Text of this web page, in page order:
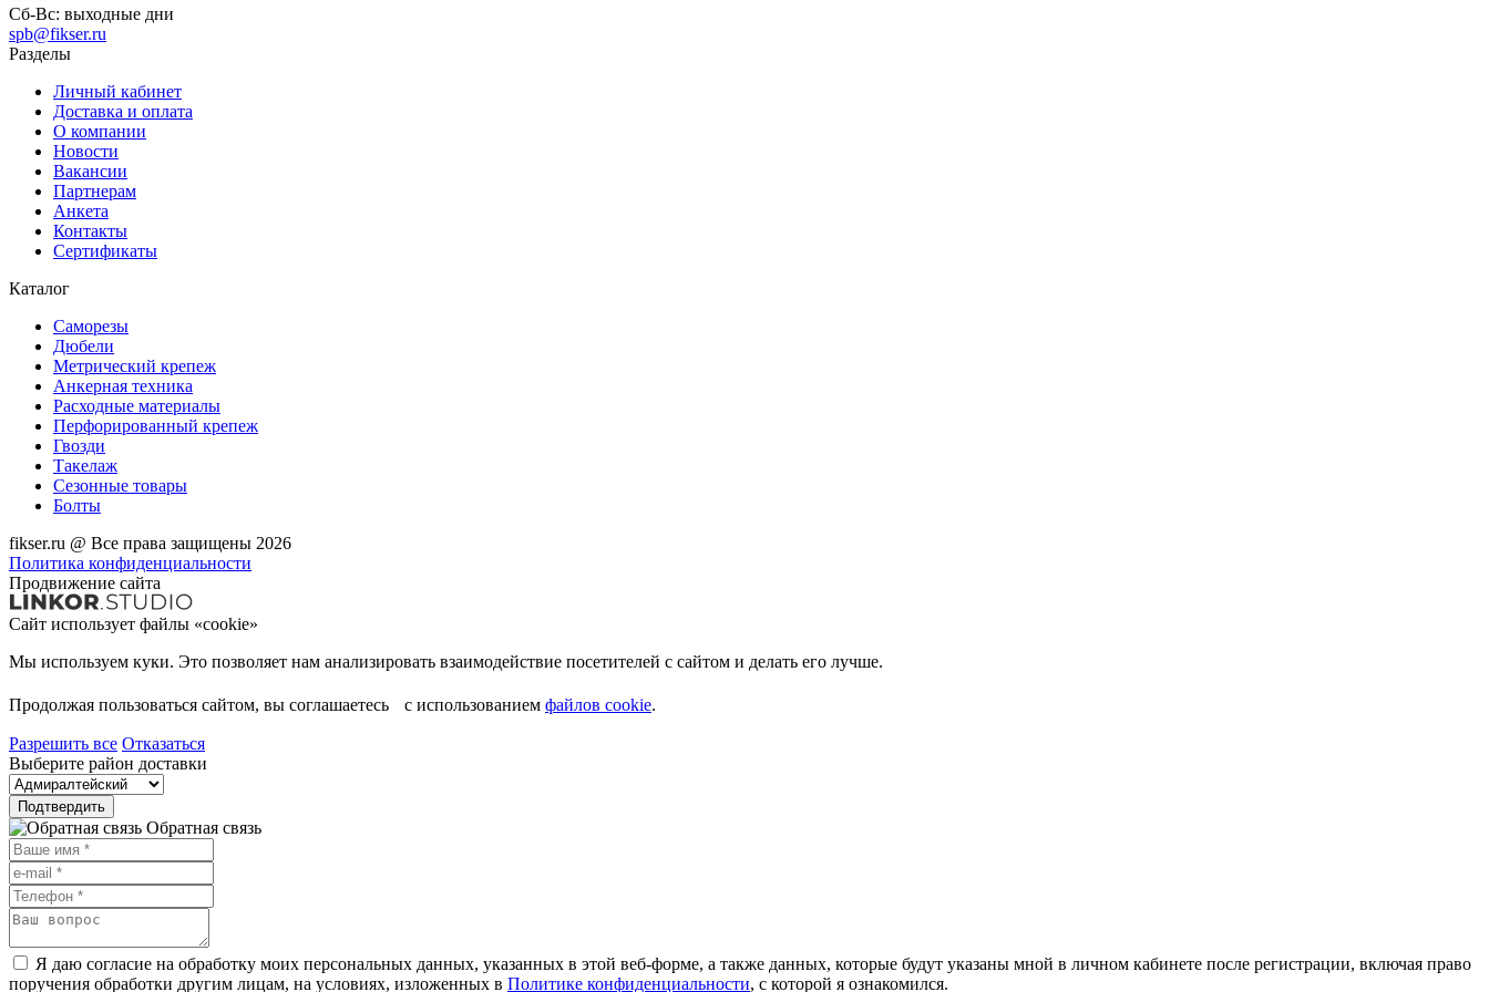
Сб-Вс: выходные дни
spb@fikser.ru
Разделы
Личный кабинет
Доставка и оплата
О компании
Новости
Вакансии
Партнерам
Анкета
Контакты
Сертификаты
Каталог
Саморезы
Дюбели
Метрический крепеж
Анкерная техника
Расходные материалы
Перфорированный крепеж
Гвозди
Такелаж
Сезонные товары
Болты
fikser.ru @ Все права защищены 2026
Политика конфиденциальности
Продвижение сайта
Сайт использует файлы «cookie»
Мы используем куки. Это позволяет нам анализировать взаимодействие посетителей с сайтом и делать его лучше.
Продолжая пользоваться сайтом, вы соглашаетесь с использованием файлов cookie.
Разрешить все Отказаться
Выберите район доставки
Подтвердить
Обратная связь
Я даю согласие на обработку моих персональных данных, указанных в этой веб-форме, а также данных, которые будут указаны мной в личном кабинете после регистрации, включая право
поручения обработки другим лицам, на условиях, изложенных в Политике конфиденциальности, с которой я ознакомился.